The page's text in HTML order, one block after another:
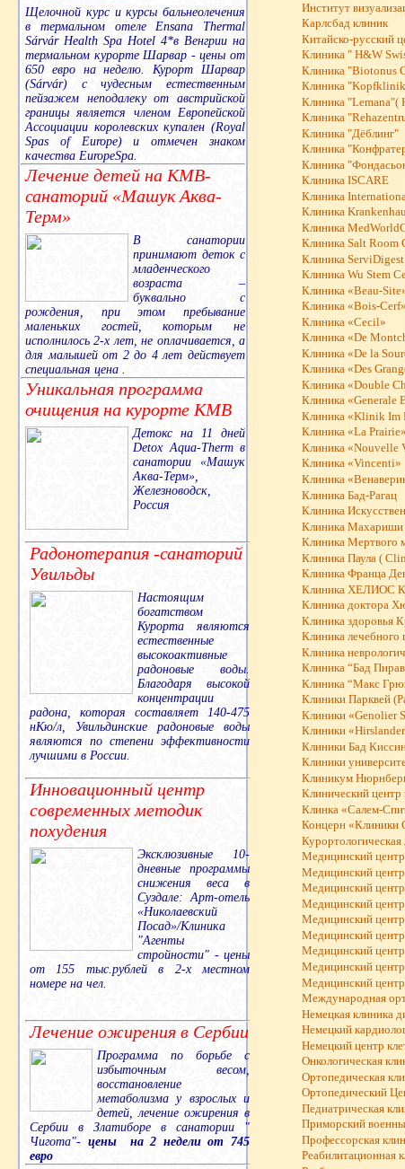
Щелочной курс и курсы бальнеолечения
в термальном отеле Ensana Thermal
Sárvár Health Spa Hotel 4*в Венгрии на
термальном курорте Шарвар - цены от
650 евро на неделю. Курорт Шарвар
(Sárvár) с чудесным естественным
пейзажем неподалеку от австрийской
границы является членом Европейской
Ассоциации королевских купален (Royal
Spas of Europe) и отмечен знаком
качества EuropeSpa.
Лечение детей на КМВ-
санаторий «Машук Аква-
Терм»
В санатории
принимают деток с
младенческого
возраста –
буквально с
рождения, при этом пребывание
маленьких гостей, которым не
исполнилось 2-х лет, не оплачивается, а
для малышей от 2 до 4 лет действует
специальная цена .
Уникальная программа
очищения на курорте КМВ
Детокс на 11 дней
Detox Aqua-Therm в
санатории «Машук
Аква-Терм»,
Железноводск,
Россия
Радонотерапия -санаторий
Увильды
Настоящим
богатством
Курорта являются
естественные
высокоактивные
радоновые воды.
Благодаря высокой
концентрации
радона, которая составляет 140-475
нКю/л, Увильдинские радоновые воды
являются по степени эффективности
лучшими в России.
Инновационный центр
современных методик
похудения
Эксклюзивные 10-
дневные программы
снижения веса в
Суздале: Арт-отель
«Николаевский
Посад»/Клиника
"Агенты
стройности" - цены
от 155 тыс.рублей в 2-х местном
номере на чел.
Лечение ожирения в Сербии
Программа по борьбе с
избыточным весом,
восстановление
метаболизма у взрослых и
детей, лечение ожирения в
Сербии в Златиборе в санатории "
Чигота"- цены на 2 недели от 745
евро
Институт
Карлсбад клиник
Китайско-русский
Клиника " H&W
Клиника "Biotonus
Клиника
Клиника "Lemana"(
Клиника
Клиника "Дёблинг"
Клиника
Клиника
Клиника ISCARE
Клиника
Клиника
Клиника
Клиника Salt Room
Клиника
Клиника Wu Stem
Клиника «Beau-
Клиника «Bois-Cerf»
Клиника «Cecil»
Клиника «De
Клиника «De la
Клиника «Des
Клиника «Double
Клиника «Generale
Клиника «Klinik Im
Клиника «La Prairie»
Клиника «Nouvelle
Клиника «Vincenti»
Клиника
Клиника Бад-Рагац
Клиника
Клиника
Клиника Мертвого
Клиника Паула (
Клиника Франца
Клиника ХЕЛИОС
Клиника доктора
Клиника здоровья
Клиника лечебного
Клиника
Клиника “Бад
Клиника “Макс
Клиники Парквей
Клиники «Genolier
Клиники
Клиники Бад
Клиники
Клиникум
Клинический
Клинка «Салем-
Концерн «Клиники
Медицинский
Медицинский
Медицинский
Медицинский
Медицинский
Медицинский
Медицинский
Медицинский
Медицинский
Международная
Немецкая клиника
Немецкий
Немецкий центр
Онкологическая
Ортопедическая
Ортопедический
Педиатрическая
Приморский
Профессорская
Реабилитационная